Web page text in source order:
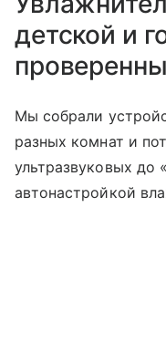
детской и
Мы собрали
разных комнат и
ультразвуковых до
автонастройкой